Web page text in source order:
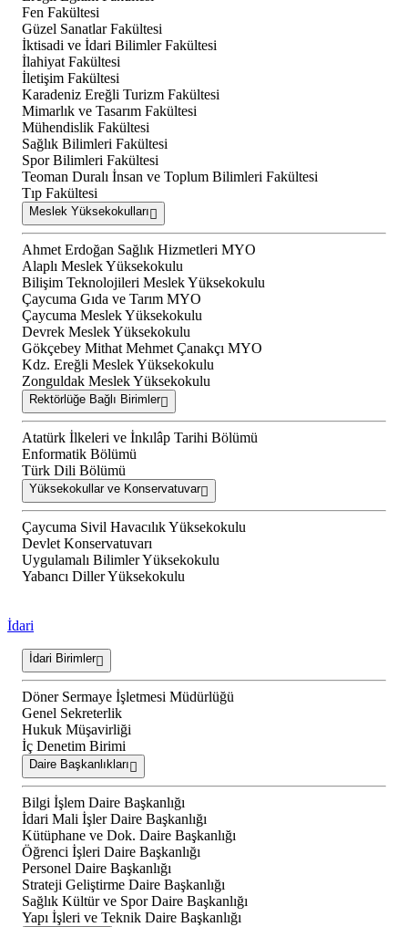
Fen Fakültesi
Güzel Sanatlar Fakültesi
İktisadi ve İdari Bilimler Fakültesi
İlahiyat Fakültesi
İletişim Fakültesi
Karadeniz Ereğli Turizm Fakültesi
Mimarlık ve Tasarım Fakültesi
Mühendislik Fakültesi
Sağlık Bilimleri Fakültesi
Spor Bilimleri Fakültesi
Teoman Duralı İnsan ve Toplum Bilimleri Fakültesi
Tıp Fakültesi
Meslek Yüksekokulları
Ahmet Erdoğan Sağlık Hizmetleri MYO
Alaplı Meslek Yüksekokulu
Bilişim Teknolojileri Meslek Yüksekokulu
Çaycuma Gıda ve Tarım MYO
Çaycuma Meslek Yüksekokulu
Devrek Meslek Yüksekokulu
Gökçebey Mithat Mehmet Çanakçı MYO
Kdz. Ereğli Meslek Yüksekokulu
Zonguldak Meslek Yüksekokulu
Rektörlüğe Bağlı Birimler
Atatürk İlkeleri ve İnkılâp Tarihi Bölümü
Enformatik Bölümü
Türk Dili Bölümü
Yüksekokullar ve Konservatuvar
Çaycuma Sivil Havacılık Yüksekokulu
Devlet Konservatuvarı
Uygulamalı Bilimler Yüksekokulu
Yabancı Diller Yüksekokulu
İdari
İdari Birimler
Döner Sermaye İşletmesi Müdürlüğü
Genel Sekreterlik
Hukuk Müşavirliği
İç Denetim Birimi
Daire Başkanlıkları
Bilgi İşlem Daire Başkanlığı
İdari Mali İşler Daire Başkanlığı
Kütüphane ve Dok. Daire Başkanlığı
Öğrenci İşleri Daire Başkanlığı
Personel Daire Başkanlığı
Strateji Geliştirme Daire Başkanlığı
Sağlık Kültür ve Spor Daire Başkanlığı
Yapı İşleri ve Teknik Daire Başkanlığı